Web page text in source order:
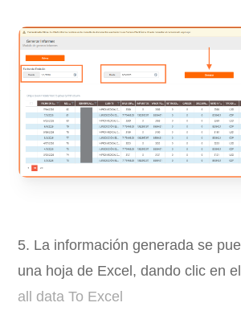
5. La información generada se
una hoja de Excel, dando clic en
all data To Excel